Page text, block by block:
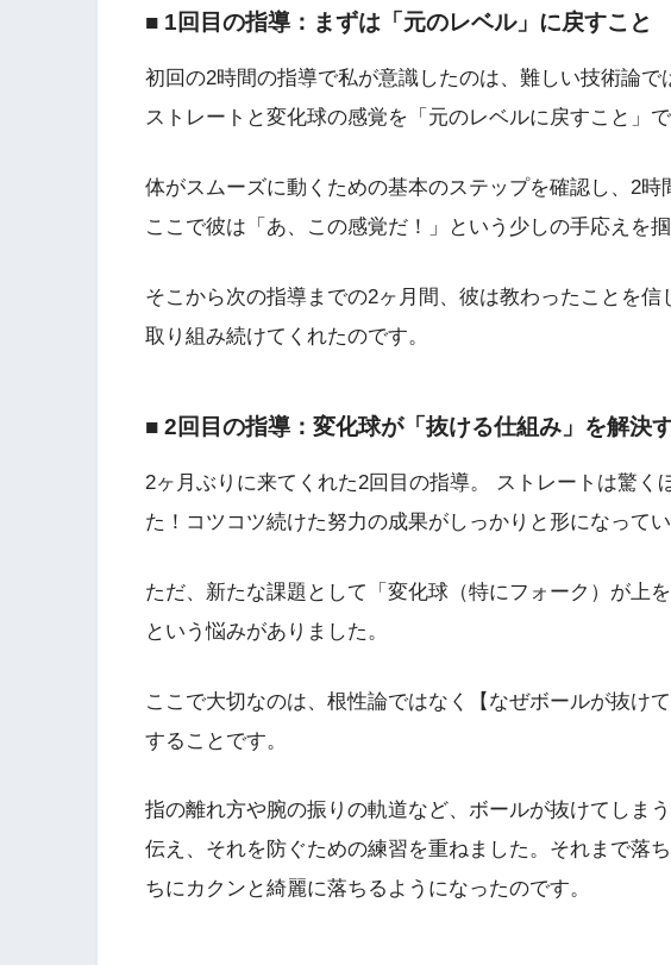
■ 1回目の指導：まずは「元のレベル」に戻すこと
初回の2時間の指導で私が意識したのは、難しい技術論
ストレートと変化球の感覚を「元のレベルに戻すこと」で
体がスムーズに動くための基本のステップを確認し、2時
ここで彼は「あ、この感覚だ！」という少しの手応えを掴
そこから次の指導までの2ヶ月間、彼は教わったことを
取り組み続けてくれたのです。
■ 2回目の指導：変化球が「抜ける仕組み」を解決
2ヶ月ぶりに来てくれた2回目の指導。 ストレートは驚く
た！コツコツ続けた努力の成果がしっかりと形になってい
ただ、新たな課題として「変化球（特にフォーク）が上
という悩みがありました。
ここで大切なのは、根性論ではなく【なぜボールが抜け
することです。
指の離れ方や腕の振りの軌道など、ボールが抜けてしま
伝え、それを防ぐための練習を重ねました。それまで落
ちにカクンと綺麗に落ちるようになったのです。